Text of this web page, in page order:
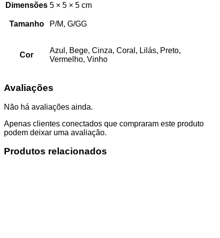
Dimensões 5 × 5 × 5 cm
Tamanho P/M, G/GG
Cor
Azul, Bege, Cinza, Coral, Lilás, Preto,
Vermelho, Vinho
Avaliações
Não há avaliações ainda.
Apenas clientes conectados que compraram este produto
podem deixar uma avaliação.
Produtos relacionados